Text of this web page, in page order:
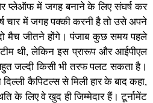
प्लेऑफ में जगह बनाने के लिए संघर्ष कर
चार में जगह पक्की करनी है तो उसे अपने
मैच जीतने होंगे। पंजाब कुछ समय पहले
थी, लेकिन इस प्रारूप और आईपीएल
जल्दी किसी भी तरफ पलट सकता है।
कैपिटल्स से मिली हार के बाद कहा,
के लिए वे खुद ही जिम्मेदार हैं। टूर्नामेंट